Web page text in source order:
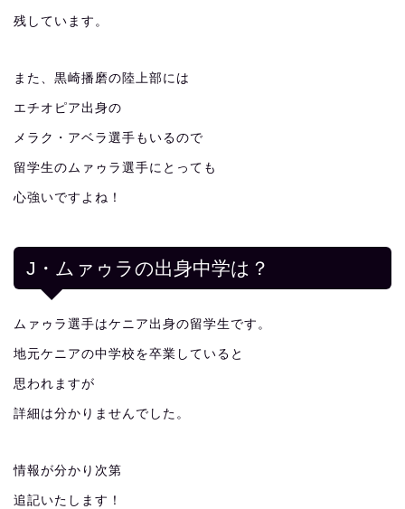
残しています。
また、黒崎播磨の陸上部には
エチオピア出身の
メラク・アベラ選手もいるので
留学生のムァゥラ選手にとっても
心強いですよね！
J・ムァゥラの出身中学は？
ムァゥラ選手はケニア出身の留学生です。
地元ケニアの中学校を卒業していると
思われますが
詳細は分かりませんでした。
情報が分かり次第
追記いたします！